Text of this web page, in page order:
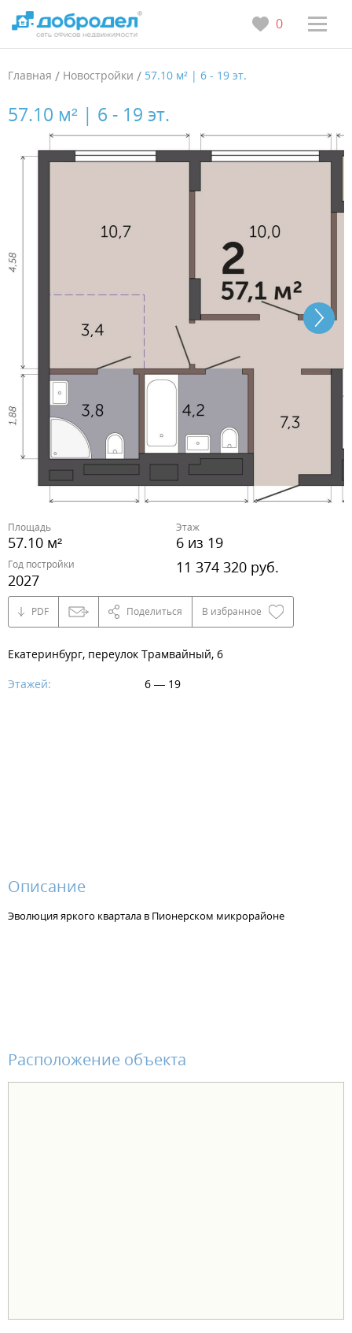
0
Главная / Новостройки / 57.10 м² | 6 - 19 эт.
57.10 м² | 6 - 19 эт.
Площадь
57.10 м²
Этаж
6 из 19
Год постройки
2027
11 374 320 руб.
PDF Поделиться В избранное
Екатеринбург, переулок Трамвайный, 6
Этажей:
6 — 19
Описание
Эволюция яркого квартала в Пионерском микрорайоне
Расположение объекта